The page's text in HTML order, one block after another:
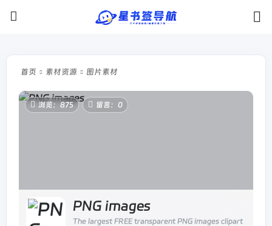
首页 素材资源 图片素材
浏览：875 留言：0
PNG images
The largest FREE transparent PNG images clipart